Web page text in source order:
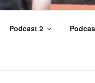
–
Podcast 2